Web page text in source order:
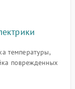
температуры,
поврежденных
и контактов.